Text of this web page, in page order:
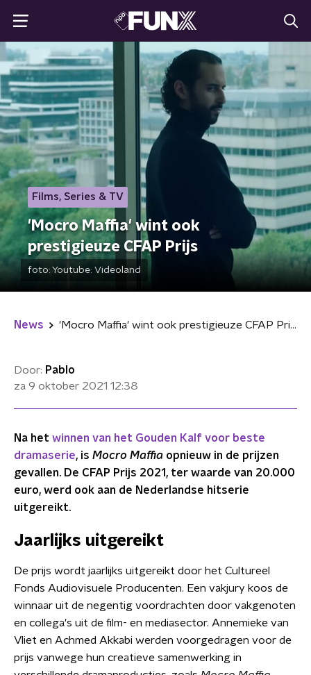
Films, Series & TV
'Mocro Maffia' wint ook
prestigieuze CFAP Prijs
foto: Youtube: Videoland
News 'Mocro Maffia' wint ook prestigieuze CFAP Prijs
Door: Pablo
za 9 oktober 2021 12:38
Na het winnen van het Gouden Kalf voor beste
dramaserie, is Mocro Maffia opnieuw in de prijzen
gevallen. De CFAP Prijs 2021, ter waarde van 20.000
euro, werd ook aan de Nederlandse hitserie
uitgereikt.
Jaarlijks uitgereikt
De prijs wordt jaarlijks uitgereikt door het Cultureel
Fonds Audiovisuele Producenten. Een vakjury koos de
winnaar uit de negentig voordrachten door vakgenoten
en collega's uit de film- en mediasector. Annemieke van
Vliet en Achmed Akkabi werden voorgedragen voor de
prijs vanwege hun creatieve samenwerking in